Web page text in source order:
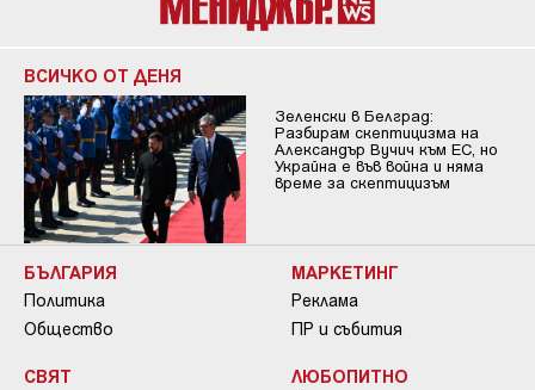
ВСИЧКО ОТ ДЕНЯ
Зеленски в Белград:
Разбирам скептицизма на
Александър Вучич към ЕС, но
Украйна е във война и няма
време за скептицизъм
БЪЛГАРИЯ
Политика
Общество
СВЯТ
МАРКЕТИНГ
Реклама
ПР и събития
ЛЮБОПИТНО